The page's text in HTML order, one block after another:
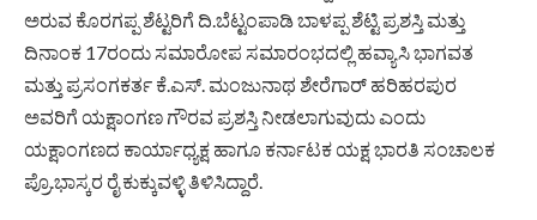
ಅರುವ ಕೊರಗಪ್ಪ ಶೆಟ್ಟರಿಗೆ ದಿ.ಬೆಟ್ಟಂಪಾಡಿ ಬಾಳಪ್ಪ ಶೆಟ್ಟಿ ಪ್ರಶಸ್ತಿ ಮತ್ತು
ದಿನಾಂಕ 17ರಂದು ಸಮಾರೋಪ ಸಮಾರಂಭದಲ್ಲಿ ಹವ್ಯಾಸಿ ಭಾಗವತ
ಮತ್ತು ಪ್ರಸಂಗಕರ್ತ ಕೆ.ಎಸ್. ಮಂಜುನಾಥ ಶೇರೆಗಾರ್ ಹರಿಹರಪುರ
ಅವರಿಗೆ ಯಕ್ಷಾಂಗಣ ಗೌರವ ಪ್ರಶಸ್ತಿ ನೀಡಲಾಗುವುದು ಎಂದು
ಯಕ್ಷಾಂಗಣದ ಕಾರ್ಯಾಧ್ಯಕ್ಷ ಹಾಗೂ ಕರ್ನಾಟಕ ಯಕ್ಷ ಭಾರತಿ ಸಂಚಾಲಕ
ಪ್ರೊ.ಭಾಸ್ಕರ ರೈ ಕುಕ್ಕುವಳ್ಳಿ ತಿಳಿಸಿದ್ದಾರೆ.